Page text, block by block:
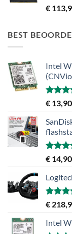
€
BEST
Intel
uit
€ 13,90
uit
€ 14,90
uit
€
Intel